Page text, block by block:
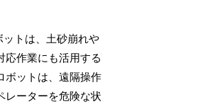
ットは、土砂崩れや
応作業にも活用する
ボットは、遠隔操作
レーターを危険な状